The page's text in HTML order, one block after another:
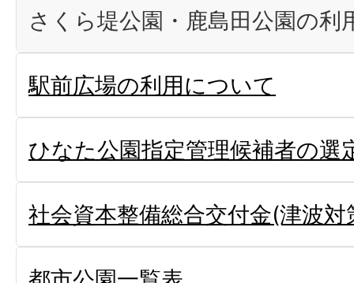
さくら堤公園・鹿島田公園の利
駅前広場の利用について
ひなた公園指定管理候補者の選
社会資本整備総合交付金(津波